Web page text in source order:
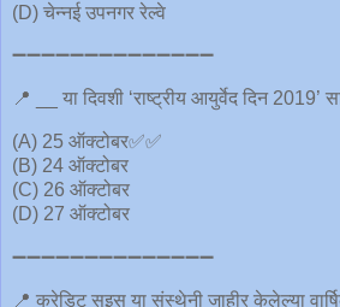
(D) चेन्नई उपनगर रेल्वे
➖➖➖➖➖➖➖➖➖➖➖➖➖➖
📍 __ या दिवशी ‘राष्ट्रीय आयुर्वेद दिन 2019’
(A) 25 ऑक्टोबर✅✅
(B) 24 ऑक्टोबर
(C) 26 ऑक्टोबर
(D) 27 ऑक्टोबर
➖➖➖➖➖➖➖➖➖➖➖➖➖➖
📍 क्रेडिट सुइस या संस्थेनी जाहीर केलेल्या